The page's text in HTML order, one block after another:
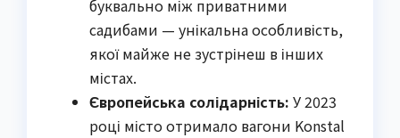
буквально між приватними
садибами — унікальна особливість,
якої майже не зустрінеш в інших
містах.
Європейська солідарність: У 2023
році місто отримало вагони Konstal